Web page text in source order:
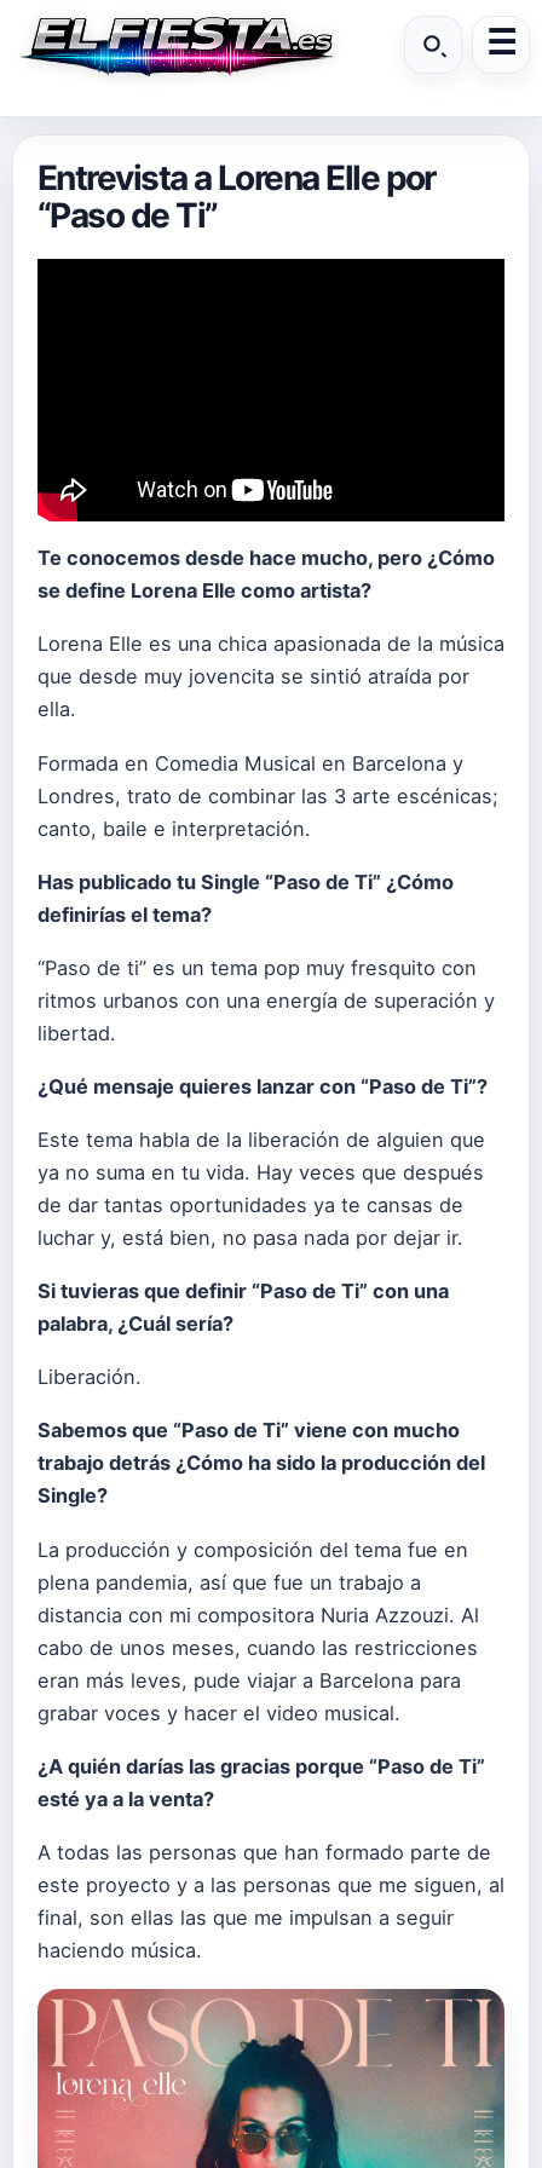
Entrevista a Lorena Elle por
“Paso de Ti”
Te conocemos desde hace mucho, pero ¿Cómo
se define Lorena Elle como artista?
Lorena Elle es una chica apasionada de la música
que desde muy jovencita se sintió atraída por
ella.
Formada en Comedia Musical en Barcelona y
Londres, trato de combinar las 3 arte escénicas;
canto, baile e interpretación.
Has publicado tu Single “Paso de Ti” ¿Cómo
definirías el tema?
“Paso de ti” es un tema pop muy fresquito con
ritmos urbanos con una energía de superación y
libertad.
¿Qué mensaje quieres lanzar con “Paso de Ti”?
Este tema habla de la liberación de alguien que
ya no suma en tu vida. Hay veces que después
de dar tantas oportunidades ya te cansas de
luchar y, está bien, no pasa nada por dejar ir.
Si tuvieras que definir “Paso de Ti” con una
palabra, ¿Cuál sería?
Liberación.
Sabemos que “Paso de Ti” viene con mucho
trabajo detrás ¿Cómo ha sido la producción del
Single?
La producción y composición del tema fue en
plena pandemia, así que fue un trabajo a
distancia con mi compositora Nuria Azzouzi. Al
cabo de unos meses, cuando las restricciones
eran más leves, pude viajar a Barcelona para
grabar voces y hacer el video musical.
¿A quién darías las gracias porque “Paso de Ti”
esté ya a la venta?
A todas las personas que han formado parte de
este proyecto y a las personas que me siguen, al
final, son ellas las que me impulsan a seguir
haciendo música.